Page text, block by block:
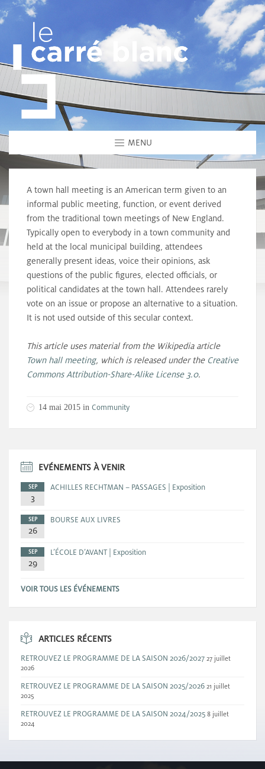
MENU
A town hall meeting is an American term given to an
informal public meeting, function, or event derived
from the traditional town meetings of New England.
Typically open to everybody in a town community and
held at the local municipal building, attendees
generally present ideas, voice their opinions, ask
questions of the public figures, elected officials, or
political candidates at the town hall. Attendees rarely
vote on an issue or propose an alternative to a situation.
It is not used outside of this secular context.
This article uses material from the Wikipedia article
Town hall meeting, which is released under the Creative
Commons Attribution-Share-Alike License 3.0.
14 mai 2015 in Community
EVÉNEMENTS À VENIR
SEP
3
ACHILLES RECHTMAN – PASSAGES | Exposition
SEP
26
BOURSE AUX LIVRES
SEP
29
L’ÉCOLE D’AVANT | Exposition
VOIR TOUS LES ÉVÉNEMENTS
ARTICLES RÉCENTS
RETROUVEZ LE PROGRAMME DE LA SAISON 2026/2027 27 juillet
2026
RETROUVEZ LE PROGRAMME DE LA SAISON 2025/2026 21 juillet
2025
RETROUVEZ LE PROGRAMME DE LA SAISON 2024/2025 8 juillet
2024